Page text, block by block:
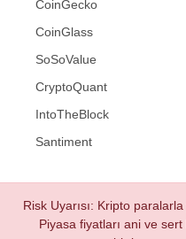
CoinGecko
CoinGlass
SoSoValue
CryptoQuant
IntoTheBlock
Santiment
Risk Uyarısı: Kripto
Piyasa fiyatları ani ve